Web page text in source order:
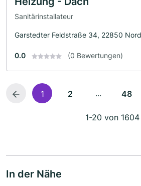
Sanitärinstallateur
Garstedter Feldstraße 34, 22850
0.0 (0 Bewertungen)
1 2 ... 48
1-20 von 1604
In der Nähe